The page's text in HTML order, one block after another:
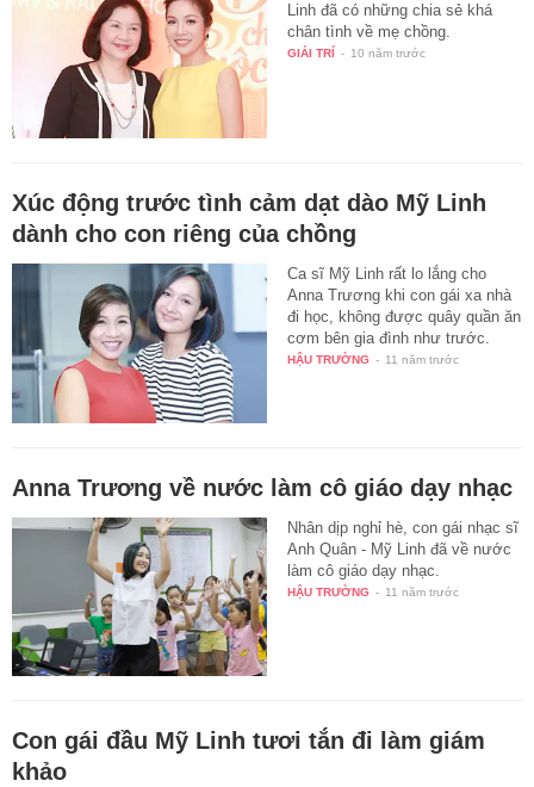
Linh đã có những chia sẻ khá
chân tình về mẹ chồng.
GIẢI TRÍ - 10 năm trước
Xúc động trước tình cảm dạt dào Mỹ Linh
dành cho con riêng của chồng
Ca sĩ Mỹ Linh rất lo lắng cho
Anna Trương khi con gái xa nhà
đi học, không được quây quần ăn
cơm bên gia đình như trước.
HẬU TRƯỜNG - 11 năm trước
Anna Trương về nước làm cô giáo dạy nhạc
Nhân dịp nghỉ hè, con gái nhạc sĩ
Anh Quân - Mỹ Linh đã về nước
làm cô giáo dạy nhạc.
HẬU TRƯỜNG - 11 năm trước
Con gái đầu Mỹ Linh tươi tắn đi làm giám
khảo